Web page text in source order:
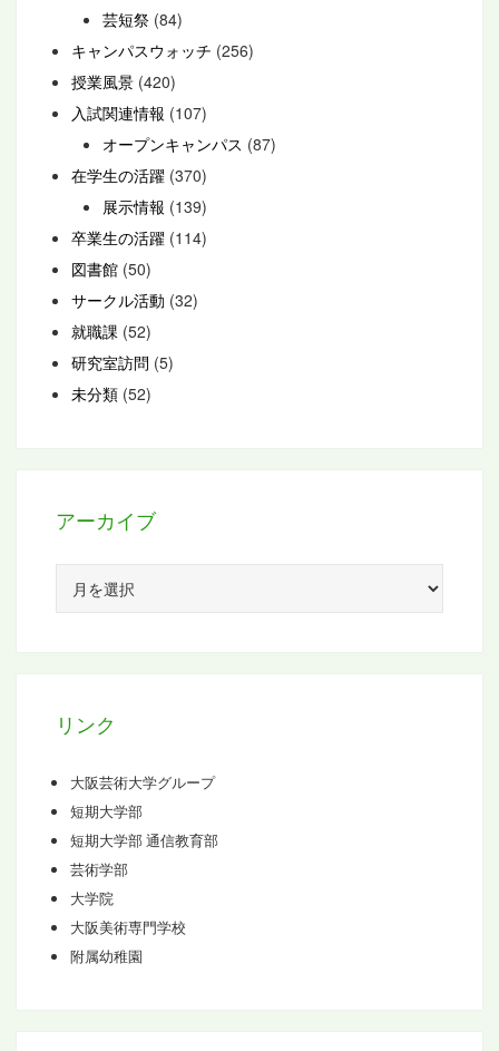
芸短祭 (84)
キャンパスウォッチ (256)
授業風景 (420)
入試関連情報 (107)
オープンキャンパス (87)
在学生の活躍 (370)
展示情報 (139)
卒業生の活躍 (114)
図書館 (50)
サークル活動 (32)
就職課 (52)
研究室訪問 (5)
未分類 (52)
アーカイブ
カ
リンク
大阪芸術大学グループ
短期大学部
短期大学部 通信教育部
芸術学部
大学院
大阪美術専門学校
附属幼稚園